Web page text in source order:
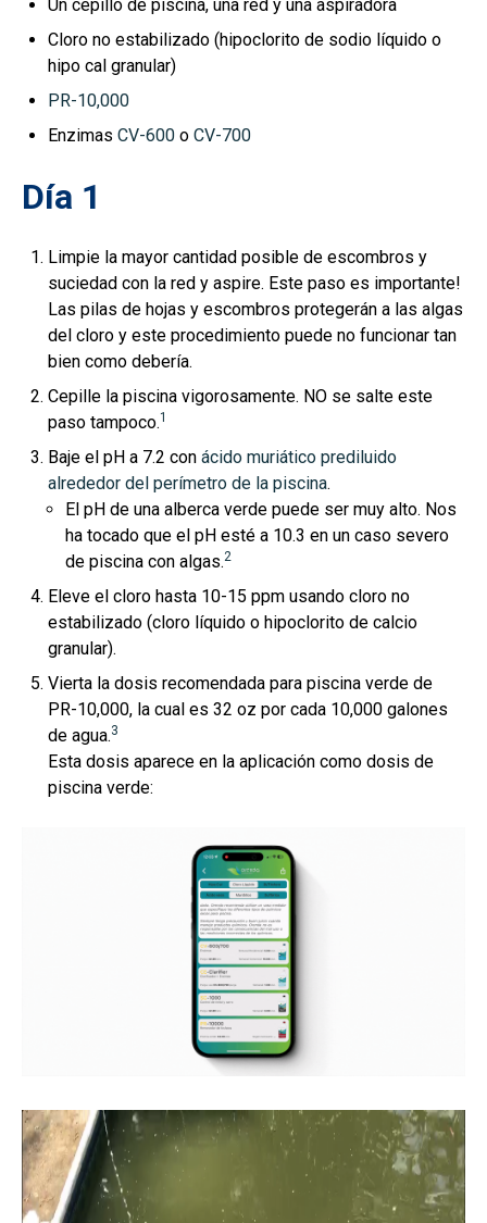
Un cepillo de piscina, una red y una aspiradora
Cloro no estabilizado (hipoclorito de sodio líquido o
hipo cal granular)
PR-10,000
Enzimas CV-600 o CV-700
Día 1
Limpie la mayor cantidad posible de escombros y
suciedad con la red y aspire. Este paso es importante!
Las pilas de hojas y escombros protegerán a las algas
del cloro y este procedimiento puede no funcionar tan
bien como debería.
Cepille la piscina vigorosamente. NO se salte este
paso tampoco.1
Baje el pH a 7.2 con ácido muriático prediluido
alrededor del perímetro de la piscina.
El pH de una alberca verde puede ser muy alto. Nos
ha tocado que el pH esté a 10.3 en un caso severo
de piscina con algas.2
Eleve el cloro hasta 10-15 ppm usando cloro no
estabilizado (cloro líquido o hipoclorito de calcio
granular).
Vierta la dosis recomendada para piscina verde de
PR-10,000, la cual es 32 oz por cada 10,000 galones
de agua.3
Esta dosis aparece en la aplicación como dosis de
piscina verde: